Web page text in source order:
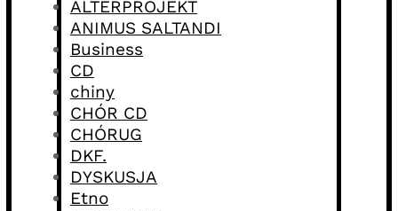
ALTERPROJEKT
ANIMUS SALTANDI
Business
CD
chiny
CHÓR CD
CHÓRUG
DKF.
DYSKUSJA
Etno